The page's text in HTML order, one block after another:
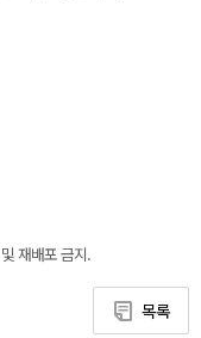
재배포 금지.
목록